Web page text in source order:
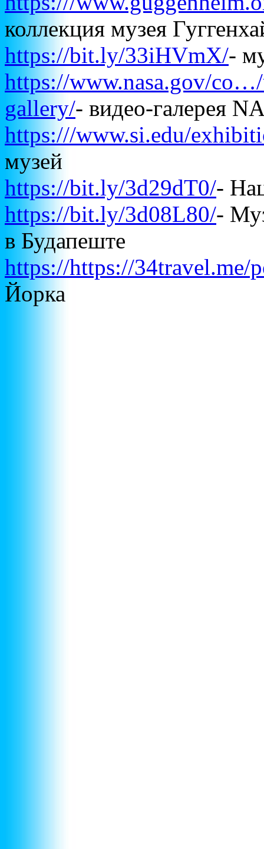
коллекция музея
https://bit.ly/33iHVmX/-
https://www.nasa.gov/
gallery/- видео-галерея
https:///www.si.edu/
музей
https://bit.ly/3d29dT0/-
https://bit.ly/3d08L80/-
в Будапеште
https://https://34travel.me/
Йорка